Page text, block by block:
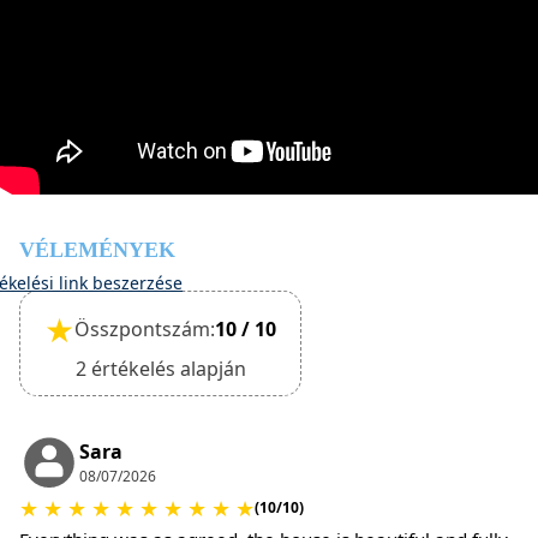
VÉLEMÉNYEK
link beszerzése
★Összpontszám:10 / 10
2 értékelés alapján
Sara
08/07/2026
★ ★ ★ ★ ★ ★ ★ ★ ★ ★(10/10)